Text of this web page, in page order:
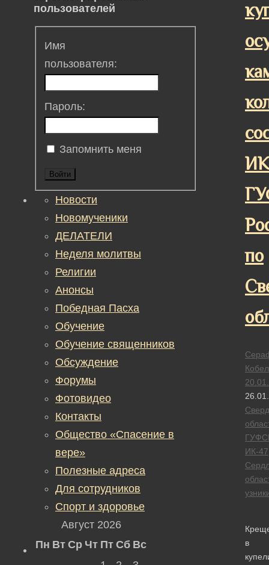
по
ИК-47
в
пользователей
Имя
пользователя:
Пароль:
Запомнить меня
Войти
Новости
Новомученики
ДЕЛАТЕЛИ
Неделя молитвы
Религии
Анонсы
Победная Пасха
Обучение
Обучение священников
Обсуждение
Форумы
Фотовидео
Контакты
Общество «Спасение в
вере»
Полезные адреса
Для сотрудников
Спорт и здоровье
Август 2026
Пн Вт Ср Чт Пт Сб Вс